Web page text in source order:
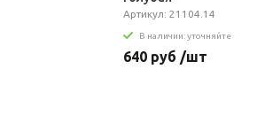
Артикул: 21104.14
В наличии: уточняйте
640 руб /шт